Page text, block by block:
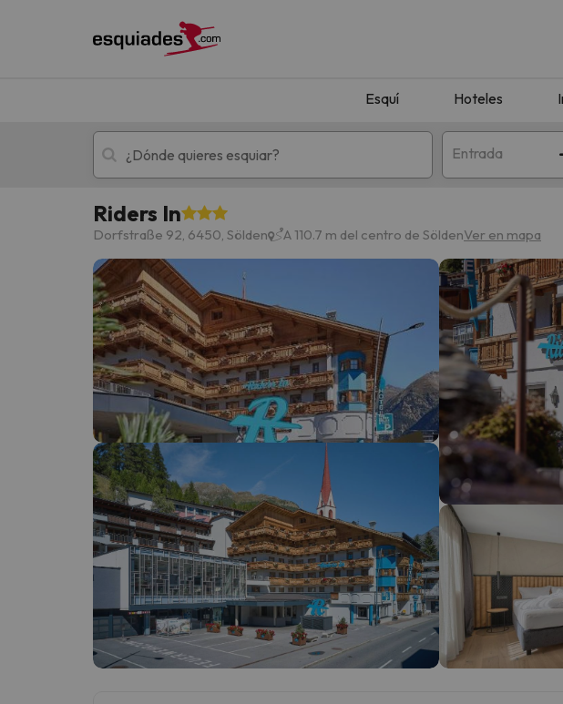
Esquí Hoteles
Entrada
Esquí Escapadas
¡Vaya! No hemos encontrado ningún resultado que coincida con tu
¡Vaya! Parece que nuestro buscador ha perdido el norte. En cuanto
Riders In
Dorfstraße 92, 6450, Sölden A 110.7 m del centro de SöldenVer en mapa